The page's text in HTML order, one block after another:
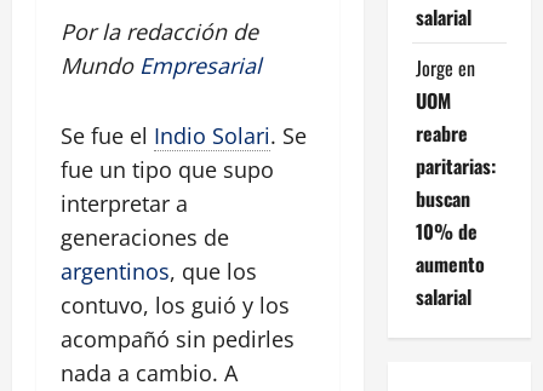
Por la redacción de
Mundo Empresarial
Se fue el Indio Solari. Se
fue un tipo que supo
interpretar a
generaciones de
argentinos, que los
contuvo, los guió y los
acompañó sin pedirles
nada a cambio. A
salarial
Jorge en
UOM
reabre
paritarias:
buscan
10% de
aumento
salarial